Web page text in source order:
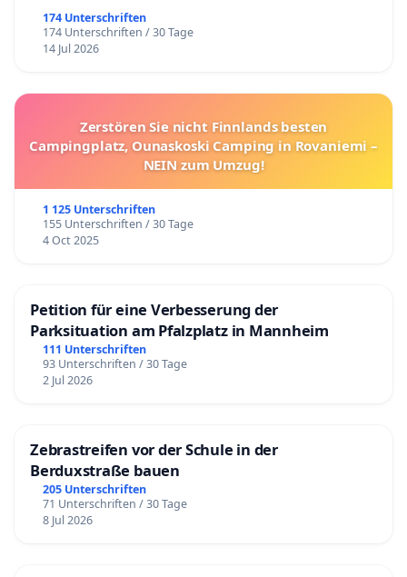
174 Unterschriften
174 Unterschriften / 30 Tage
14 Jul 2026
Zerstören Sie nicht Finnlands besten
Campingplatz, Ounaskoski Camping in Rovaniemi –
NEIN zum Umzug!
1 125 Unterschriften
155 Unterschriften / 30 Tage
4 Oct 2025
Petition für eine Verbesserung der
Parksituation am Pfalzplatz in Mannheim
111 Unterschriften
93 Unterschriften / 30 Tage
2 Jul 2026
Zebrastreifen vor der Schule in der
Berduxstraße bauen
205 Unterschriften
71 Unterschriften / 30 Tage
8 Jul 2026